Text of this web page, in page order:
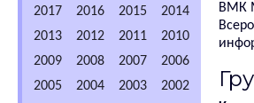
2017
2016 2015
2014
2013
2012 2011
2010
2009
2008 2007
2006
2005
2004 2003
2002
ВМК